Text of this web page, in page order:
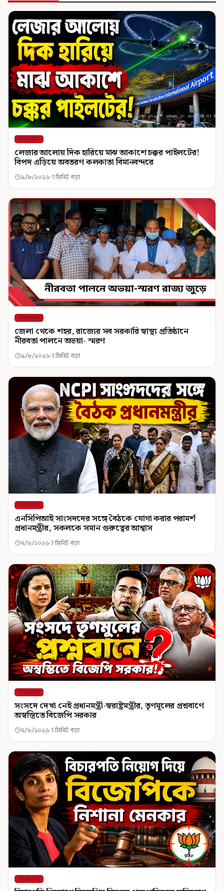
শিরোনাম
লেজার আলোয় দিক হারিয়ে মাঝ আকাশে চক্কর পাইলটের!
বিপদ এড়িয়ে অবতরণ কলকাতা বিমানবন্দরে
৯/৮/২০২৬ 1 মিনিট পড়া
শিরোনাম
জেলা থেকে শহর, রাজ্যের সব সরকারি স্বাস্থ্য প্রতিষ্ঠানে
নীরবতা পালনে অভয়া- স্মরণ
৯/৮/২০২৬ 1 মিনিট পড়া
শিরোনাম
এনসিপিআই সাংসদদের সঙ্গে বৈঠকে যোগা করার পরামর্শ
প্রধানমন্ত্রীর, সকলকে সমান গুরুত্বের আশ্বাস
৭/৮/২০২৬ 1 মিনিট পড়া
শিরোনাম
সংসদে দেখা নেই প্রধানমন্ত্রী-স্বরাষ্ট্রমন্ত্রীর, তৃণমূলের প্রশ্নবাণে
অস্বস্তিতে বিজেপি সরকার
৭/৮/২০২৬ 1 মিনিট পড়া
শিরোনাম